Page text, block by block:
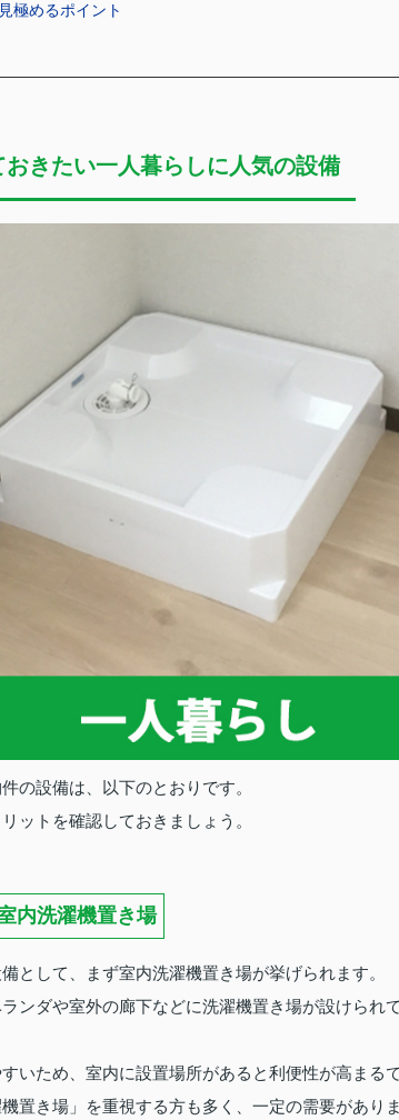
極めるポイント
きたい一人暮らしに人気の設備
の設備は、以下のとおりです。
ットを確認しておきましょう。
内洗濯機置き場
として、まず室内洗濯機置き場が挙げられます。
ンダや室外の廊下などに洗濯機置き場が設けられ
いため、室内に設置場所があると利便性が高まるで
置き場」を重視する方も多く、一定の需要がありま